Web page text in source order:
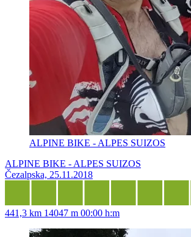
ALPINE BIKE - ALPES SUIZOS
ALPINE BIKE - ALPES SUIZOS
Čezalpska, 25.11.2018
441,3 km 14047 m 00:00 h:m